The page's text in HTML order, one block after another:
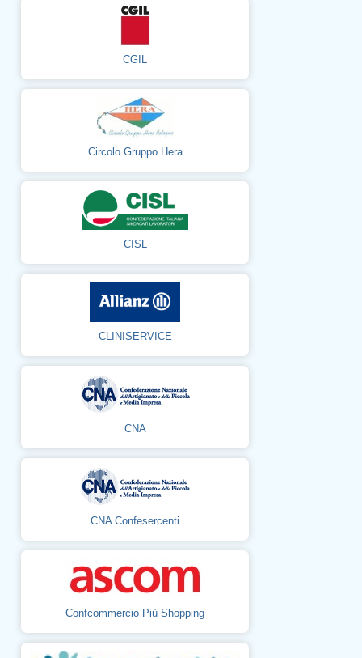
CGIL
Circolo Gruppo Hera
CISL
CLINISERVICE
CNA
CNA Confesercenti
Confcommercio Più Shopping